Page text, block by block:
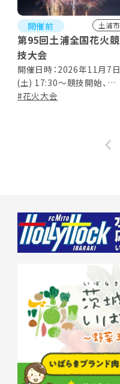
開催前 土浦市
第95回土浦全国花火競
技大会
開催日時：2026年11月7日
(土) 17:30～競技開始、
20:00終了予定 ※荒天の場
#花火大会